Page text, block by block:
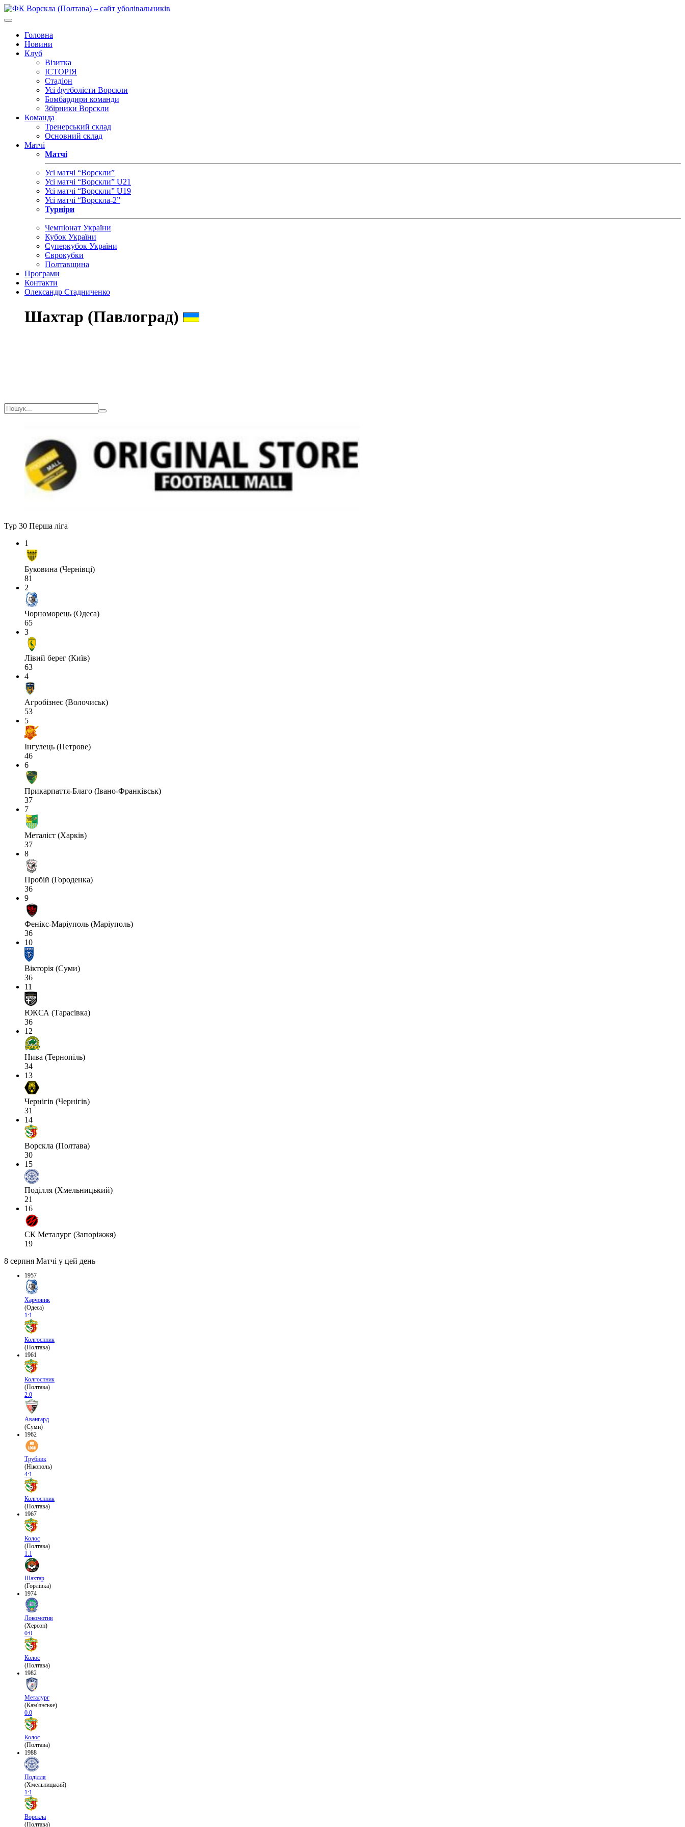
Головна
Новини
Клуб
Візитка
ІСТОРІЯ
Стадіон
Усі футболісти Ворскли
Бомбардири команди
Збірники Ворскли
Команда
Тренерський склад
Основний склад
Матчі
Матчі
Усі матчі “Ворскли”
Усі матчі “Ворскли” U21
Усі матчі “Ворскли” U19
Усі матчі “Ворскла-2”
Турніри
Чемпіонат України
Кубок України
Суперкубок України
Єврокубки
Полтавщина
Програми
Контакти
Олександр Стадниченко
Шахтар (Павлоград)
Тур 30 Перша ліга
1
Буковина (Чернівці)
81
2
Чорноморець (Одеса)
65
3
Лівий берег (Київ)
63
4
Агробізнес (Волочиськ)
53
5
Інгулець (Петрове)
46
6
Прикарпаття-Благо (Івано-Франківськ)
37
7
Металіст (Харків)
37
8
Пробій (Городенка)
36
9
Фенікс-Маріуполь (Маріуполь)
36
10
Вікторія (Суми)
36
11
ЮКСА (Тарасівка)
36
12
Нива (Тернопіль)
34
13
Чернігів (Чернігів)
31
14
Ворскла (Полтава)
30
15
Поділля (Хмельницький)
21
16
СК Металург (Запоріжжя)
19
8 серпня Матчі у цей день
1957
Харчовик
(Одеса)
1:1
Колгоспник
(Полтава)
1961
Колгоспник
(Полтава)
2:0
Авангард
(Суми)
1962
Трубник
(Нікополь)
4:1
Колгоспник
(Полтава)
1967
Колос
(Полтава)
1:1
Шахтар
(Горлівка)
1974
Локомотив
(Херсон)
0:0
Колос
(Полтава)
1982
Металург
(Кам'янське)
0:0
Колос
(Полтава)
1988
Поділля
(Хмельницький)
1:1
Ворскла
(Полтава)